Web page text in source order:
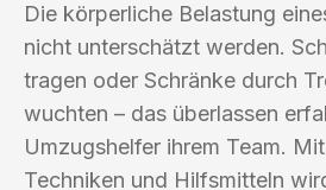
Die körperliche Belastung
nicht unterschätzt werden.
tragen oder Schränke durch
wuchten – das überlassen
Umzugshelfer ihrem Team.
Techniken und Hilfsmitteln